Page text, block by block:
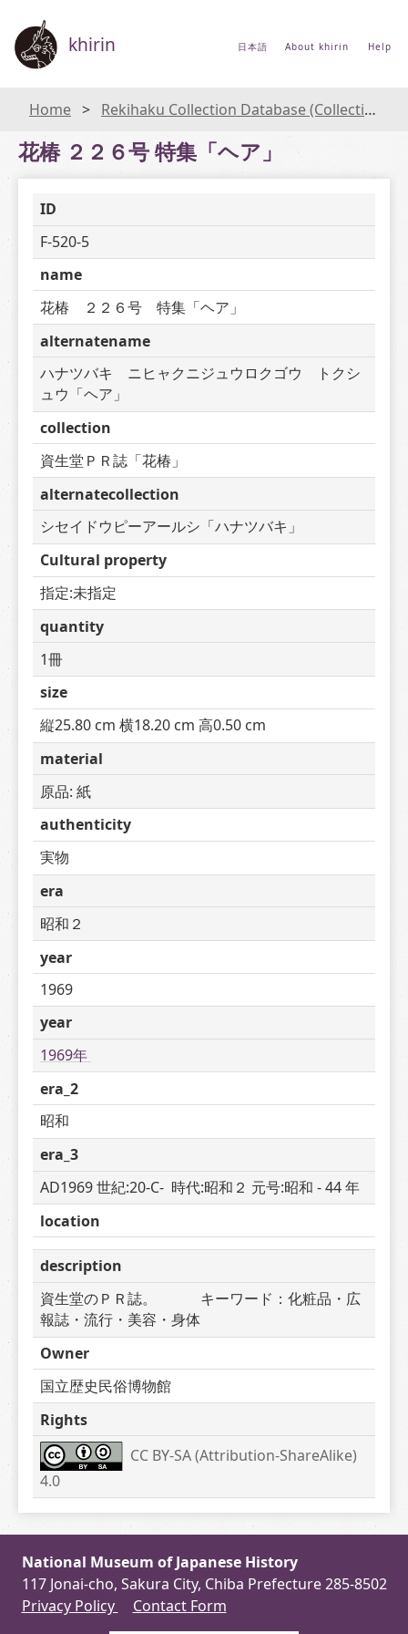
khirin 日本語 About khirin Help
Home Rekihaku Collection Database (Collections Database of the National Museum of Japanese History)
花椿 ２２６号 特集「ヘア」
ID
F-520-5
name
花椿　２２６号　特集「ヘア」
alternatename
ハナツバキ　ニヒャクニジュウロクゴウ　トクシ
ュウ「ヘア」
collection
資生堂ＰＲ誌「花椿」
alternatecollection
シセイドウピーアールシ「ハナツバキ」
Cultural property
指定:未指定
quantity
1冊
size
縦25.80 cm 横18.20 cm 高0.50 cm
material
原品: 紙
authenticity
実物
era
昭和２
year
1969
year
1969年
era_2
昭和
era_3
AD1969 世紀:20-C-  時代:昭和２ 元号:昭和 - 44 年
location
description
資生堂のＰＲ誌。　　　キーワード：化粧品・広
報誌・流行・美容・身体
Owner
国立歴史民俗博物館
Rights
CC BY-SA (Attribution-ShareAlike)
4.0
National Museum of Japanese History
117 Jonai-cho, Sakura City, Chiba Prefecture 285-8502
Privacy Policy
Contact Form